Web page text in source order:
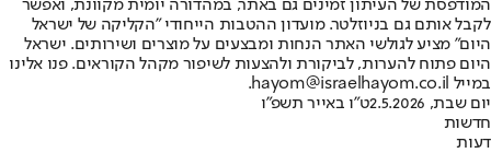
המודפסת של העיתון זמינים גם באתר, במהדורה יומית מקוונת, ואפשר
לקבל אותם גם בניוזלטר. מועדון ההטבות הייחודי "הקליקה של ישראל
היום" מציע לגולשי האתר הנחות ומבצעים על מוצרים ושירותים. ישראל
היום פתוח להערות, לביקורת ולהצעות לשיפור מקהל הקוראים. פנו אלינו
במייל hayom@israelhayom.co.il.
יום שבת, 2.5.2026
ט"ו באייר תשפ"ו
חדשות
דעות